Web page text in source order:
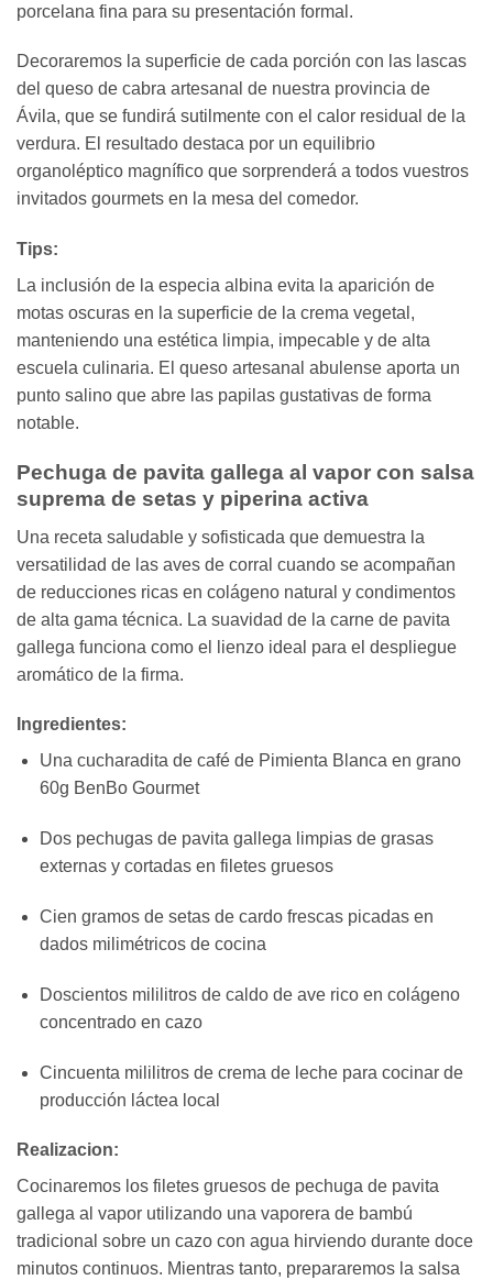
porcelana fina para su presentación formal.
Decoraremos la superficie de cada porción con las lascas
del queso de cabra artesanal de nuestra provincia de
Ávila, que se fundirá sutilmente con el calor residual de la
verdura. El resultado destaca por un equilibrio
organoléptico magnífico que sorprenderá a todos vuestros
invitados gourmets en la mesa del comedor.
Tips:
La inclusión de la especia albina evita la aparición de
motas oscuras en la superficie de la crema vegetal,
manteniendo una estética limpia, impecable y de alta
escuela culinaria. El queso artesanal abulense aporta un
punto salino que abre las papilas gustativas de forma
notable.
Pechuga de pavita gallega al vapor con salsa
suprema de setas y piperina activa
Una receta saludable y sofisticada que demuestra la
versatilidad de las aves de corral cuando se acompañan
de reducciones ricas en colágeno natural y condimentos
de alta gama técnica. La suavidad de la carne de pavita
gallega funciona como el lienzo ideal para el despliegue
aromático de la firma.
Ingredientes:
Una cucharadita de café de Pimienta Blanca en grano
60g BenBo Gourmet
Dos pechugas de pavita gallega limpias de grasas
externas y cortadas en filetes gruesos
Cien gramos de setas de cardo frescas picadas en
dados milimétricos de cocina
Doscientos mililitros de caldo de ave rico en colágeno
concentrado en cazo
Cincuenta mililitros de crema de leche para cocinar de
producción láctea local
Realizacion:
Cocinaremos los filetes gruesos de pechuga de pavita
gallega al vapor utilizando una vaporera de bambú
tradicional sobre un cazo con agua hirviendo durante doce
minutos continuos. Mientras tanto, prepararemos la salsa